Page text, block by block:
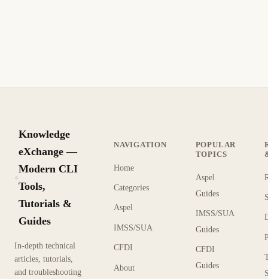
Knowledge
eXchange —
Modern CLI
Tools,
Tutorials &
Guides
In-depth technical
articles, tutorials,
and troubleshooting
NAVIGATION
Home
Categories
Aspel
IMSS/SUA
CFDI
About
POPULAR
TOPICS
Aspel
Guides
IMSS/SUA
Guides
CFDI
Guides